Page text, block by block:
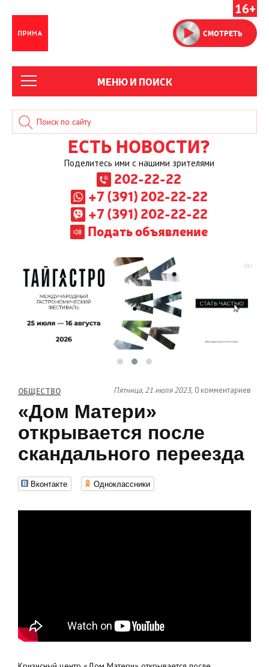
16+
СМОТРЕТЬ
МЕНЮ И ПОИСК
ЕСТЬ НОВОСТИ?
Поделитесь ими с нашими зрителями
202-22-22
+7 (391) 202-22-22
+7 (391) 202-22-22
Подать объявление
ОБЩЕСТВО Пятница, 21 июля 2023, 0 комментариев
«Дом Матери»
открывается после
скандального переезда
Вконтакте Одноклассники